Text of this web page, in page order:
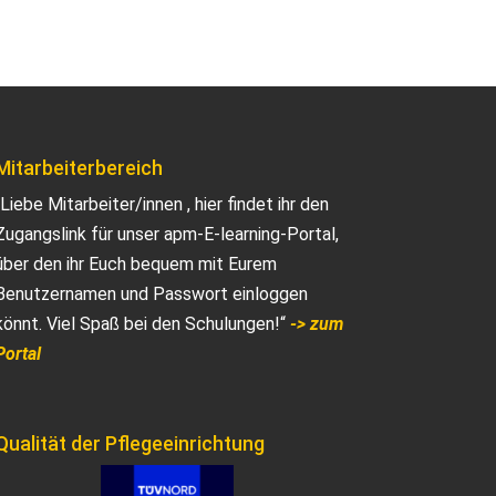
Mitarbeiter/innen , hier findet ihr den
für unser apm-E-learning-Portal,
den ihr Euch bequem mit Eurem
und Passwort einloggen
Viel Spaß bei den Schulungen!“ -> zum
der Pflegeeinrichtung